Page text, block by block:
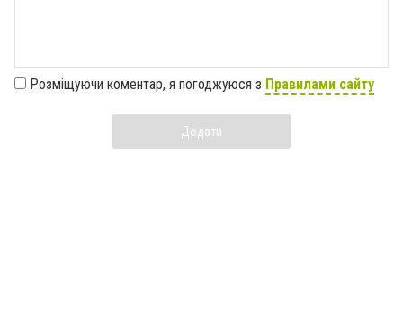
Розміщуючи коментар, я погоджуюся з Правилами сайту
Додати